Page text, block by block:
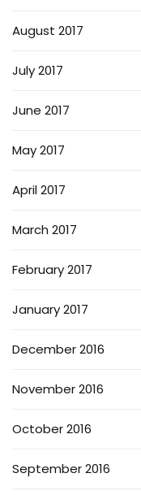
August 2017
July 2017
June 2017
May 2017
April 2017
March 2017
February 2017
January 2017
December 2016
November 2016
October 2016
September 2016